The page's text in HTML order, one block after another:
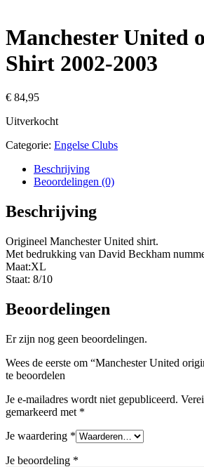
Manchester United
Shirt 2002-2003
€ 84,95
Uitverkocht
Categorie: Engelse Clubs
Beschrijving
Beoordelingen (0)
Beschrijving
Origineel Manchester United shirt.
Met bedrukking van David Beckham
Maat:XL
Staat: 8/10
Beoordelingen
Er zijn nog geen beoordelingen.
Wees de eerste om “Manchester United
te beoordelen
Je e-mailadres wordt niet gepubliceerd.
gemarkeerd met *
Je waardering *
Je beoordeling *